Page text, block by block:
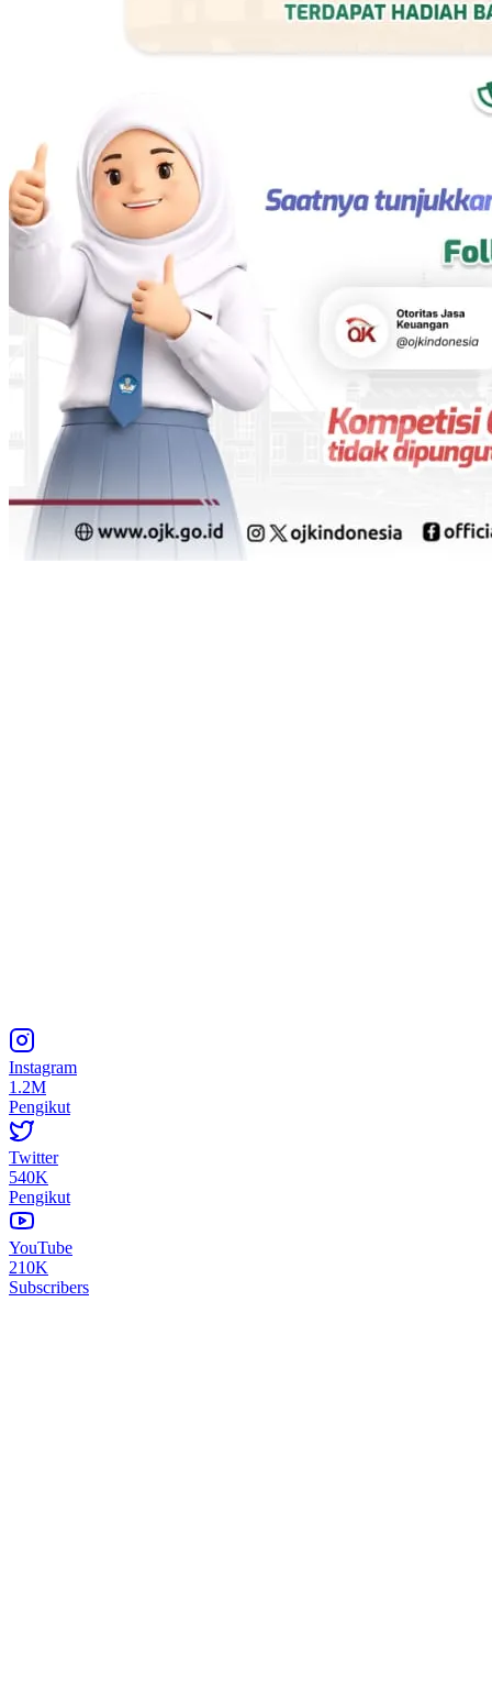
Instagram
1.2M
Pengikut
Twitter
540K
Pengikut
YouTube
210K
Subscribers